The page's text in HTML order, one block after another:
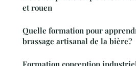
et rouen
Quelle formation pour
brassage artisanal de la bière?
Formation conception